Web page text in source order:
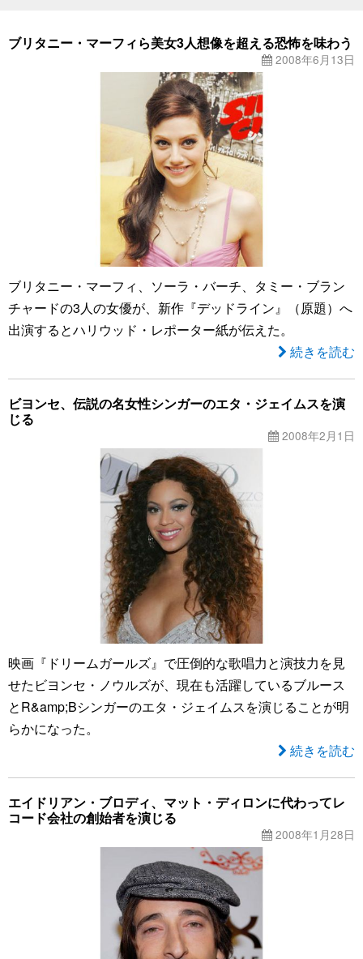
ブリタニー・マーフィら美女3人想像を超える恐怖を味わう
2008年6月13日
ブリタニー・マーフィ、ソーラ・バーチ、タミー・ブラン
チャードの3人の女優が、新作『デッドライン』（原題）へ
出演するとハリウッド・レポーター紙が伝えた。
続きを読む
ビヨンセ、伝説の名女性シンガーのエタ・ジェイムスを演
じる
2008年2月1日
映画『ドリームガールズ』で圧倒的な歌唱力と演技力を見
せたビヨンセ・ノウルズが、現在も活躍しているブルース
とR&amp;Bシンガーのエタ・ジェイムスを演じることが明
らかになった。
続きを読む
エイドリアン・ブロディ、マット・ディロンに代わってレ
コード会社の創始者を演じる
2008年1月28日